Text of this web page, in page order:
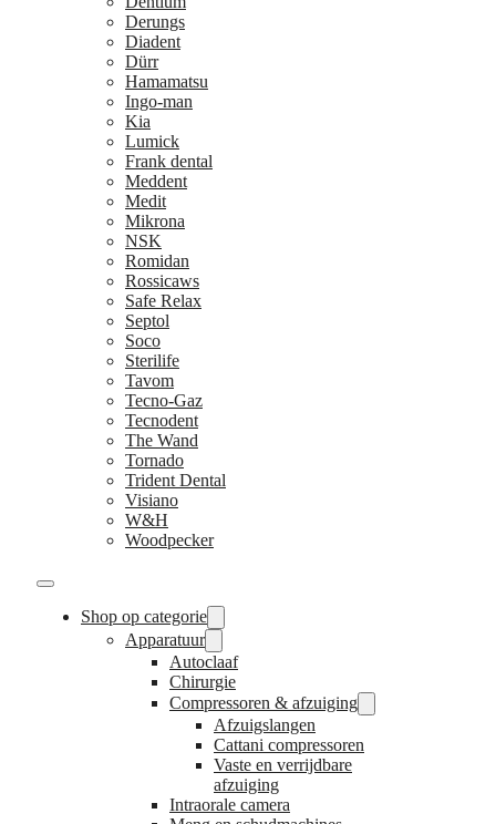
Derungs
Diadent
Dürr
Hamamatsu
Ingo-man
Kia
Lumick
Frank dental
Meddent
Medit
Mikrona
NSK
Romidan
Rossicaws
Safe Relax
Septol
Soco
Sterilife
Tavom
Tecno-Gaz
Tecnodent
The Wand
Tornado
Trident Dental
Visiano
W&H
Woodpecker
Shop op categorie
Apparatuur
Autoclaaf
Chirurgie
Compressoren & afzuiging
Afzuigslangen
Cattani compressoren
Vaste en verrijdbare
afzuiging
Intraorale camera